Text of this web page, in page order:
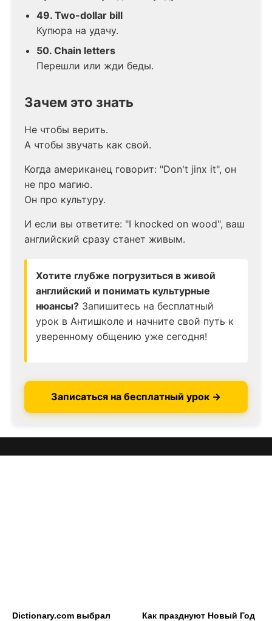
49. Two-dollar bill
Купюра на удачу.
50. Chain letters
Перешли или жди беды.
Зачем это знать
Не чтобы верить.
А чтобы звучать как свой.
Когда американец говорит: "Don't jinx it", он
не про магию.
Он про культуру.
И если вы ответите: "I knocked on wood", ваш
английский сразу станет живым.
Хотите глубже погрузиться в живой
английский и понимать культурные
нюансы? Запишитесь на бесплатный
урок в Антишколе и начните свой путь к
уверенному общению уже сегодня!
Записаться на бесплатный урок →
Dictionary.com выбрал
Как празднуют Новый Год